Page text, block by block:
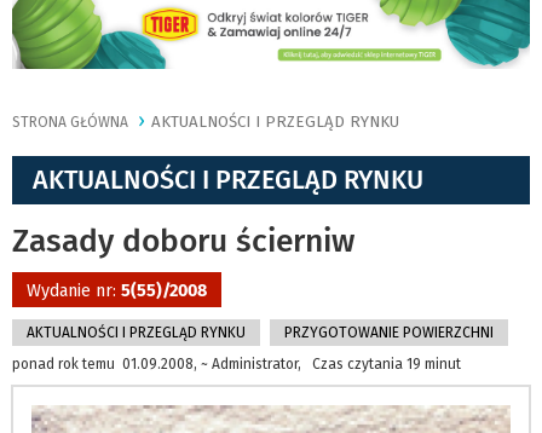
STRONA GŁÓWNA AKTUALNOŚCI I PRZEGLĄD RYNKU
AKTUALNOŚCI I PRZEGLĄD RYNKU
Zasady doboru ścierniw
Wydanie nr: 5(55)/2008
AKTUALNOŚCI I PRZEGLĄD RYNKU
PRZYGOTOWANIE POWIERZCHNI
ponad rok temu 01.09.2008, ~ Administrator, Czas czytania 19 minut